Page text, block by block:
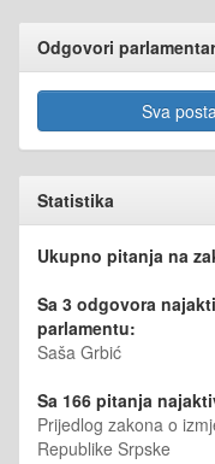
Odgovori
Sva
Statistika
Ukupno pitanja na
Sa 3 odgovora
parlamentu:
Saša Grbić
Sa 166 pitanja
Prijedlog zakona o
Republike Srpske